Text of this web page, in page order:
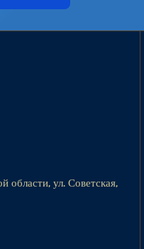
области, ул. Советская,